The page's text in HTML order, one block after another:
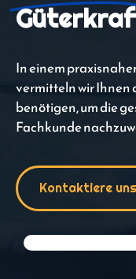
In einem
vermitteln wir Ihnen
benötigen, um die
Fachkunde
Kontaktiere uns